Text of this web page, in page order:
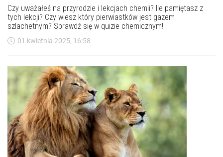
Czy uważałeś na przyrodzie i lekcjach chemii? Ile pamiętasz z
tych lekcji? Czy wiesz który pierwiastków jest gazem
szlachetnym? Sprawdź się w quizie chemicznym!
01 kwietnia 2025, 16:58